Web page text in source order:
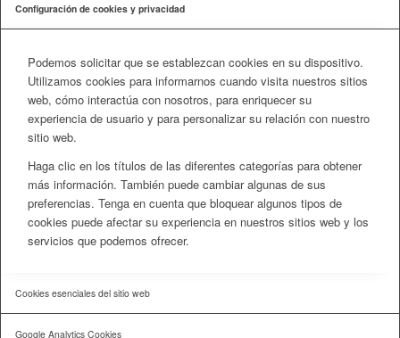
Configuración de cookies y privacidad
Podemos solicitar que se establezcan cookies en su dispositivo.
Utilizamos cookies para informarnos cuando visita nuestros sitios
web, cómo interactúa con nosotros, para enriquecer su
experiencia de usuario y para personalizar su relación con nuestro
sitio web.
Haga clic en los títulos de las diferentes categorías para obtener
más información. También puede cambiar algunas de sus
preferencias. Tenga en cuenta que bloquear algunos tipos de
cookies puede afectar su experiencia en nuestros sitios web y los
servicios que podemos ofrecer.
Cookies esenciales del sitio web
Google Analytics Cookies